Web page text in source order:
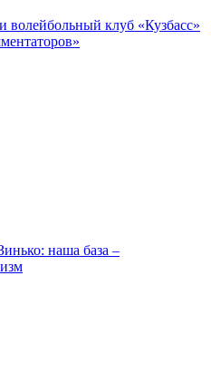
волейбольный клуб «Кузбасс»
наша база –